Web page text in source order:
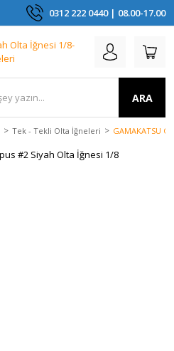
0312 222 0440 | 08.00-17.00
ARA
Tek - Tekli Olta İğneleri GAMAKATSU